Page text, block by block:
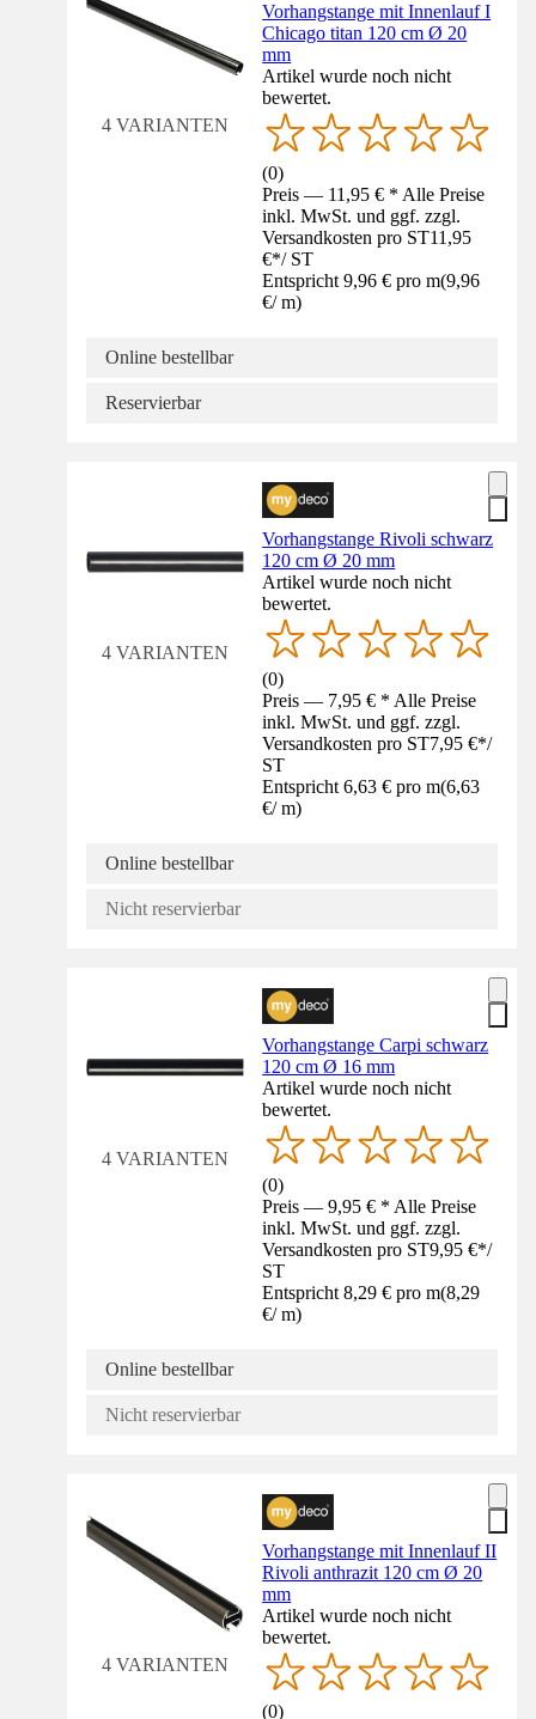
4 VARIANTEN
Vorhangstange mit Innenlauf I
Chicago titan 120 cm Ø 20
mm
Artikel wurde noch nicht
bewertet.
(0)
Preis — 11,95 € * Alle Preise
inkl. MwSt. und ggf. zzgl.
Versandkosten pro ST11,95
€*/ ST
Entspricht 9,96 € pro m(9,96
€/ m)
Online bestellbar
Reservierbar
4 VARIANTEN
Vorhangstange Rivoli schwarz
120 cm Ø 20 mm
Artikel wurde noch nicht
bewertet.
(0)
Preis — 7,95 € * Alle Preise
inkl. MwSt. und ggf. zzgl.
Versandkosten pro ST7,95 €*/
ST
Entspricht 6,63 € pro m(6,63
€/ m)
Online bestellbar
Nicht reservierbar
4 VARIANTEN
Vorhangstange Carpi schwarz
120 cm Ø 16 mm
Artikel wurde noch nicht
bewertet.
(0)
Preis — 9,95 € * Alle Preise
inkl. MwSt. und ggf. zzgl.
Versandkosten pro ST9,95 €*/
ST
Entspricht 8,29 € pro m(8,29
€/ m)
Online bestellbar
Nicht reservierbar
4 VARIANTEN
Vorhangstange mit Innenlauf II
Rivoli anthrazit 120 cm Ø 20
mm
Artikel wurde noch nicht
bewertet.
(0)